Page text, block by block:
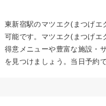
東新宿駅のマツエク(まつげエ
可能です。マツエク(まつげエ
得意メニューや豊富な施設・
を見つけましょう。当日予約